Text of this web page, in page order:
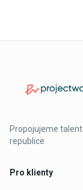
Propojujeme
republice
Pro klienty